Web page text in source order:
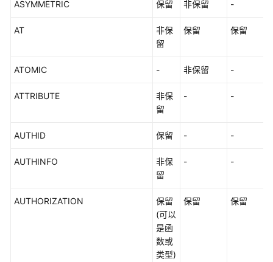
语
DQL
ASYMMETRIC 保留 非保留 -
AT
非保
留
保留 保留
ATOMIC - 非保留 -
ATTRIBUTE
非保
留
- -
AUTHID 保留 - -
AUTHINFO
非保
留
- -
AUTHORIZATION
保留
(可以
是函
数或
类型)
保留 保留